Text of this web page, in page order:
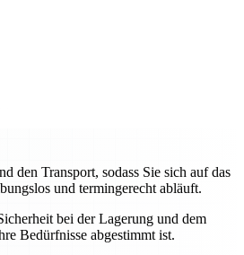
den Transport, sodass Sie sich auf das
und termingerecht abläuft.
bei der Lagerung und dem
Bedürfnisse abgestimmt ist.